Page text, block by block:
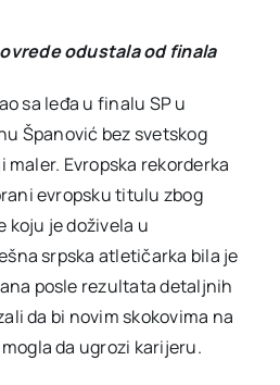
odustala od finala
sa leđa u finalu SP u
Španović bez svetskog
Evropska rekorderka
evropsku titulu zbog
koju je doživela u
srpska atletičarka bila je
posle rezultata detaljnih
da bi novim skokovima na
da ugrozi karijeru.